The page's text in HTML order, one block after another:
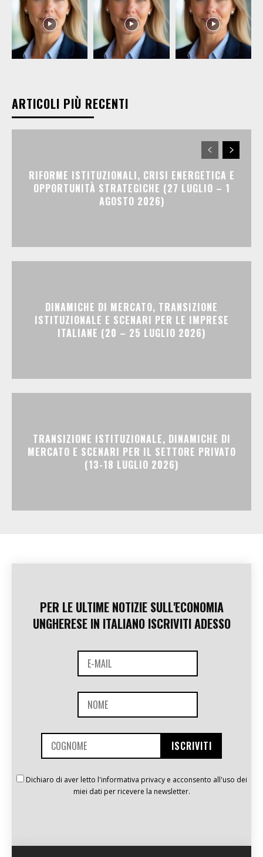
ARTICOLI PIÙ RECENTI
RIFORME ISTITUZIONALI, CRISI ENERGETICA E
OPPORTUNITÀ STRATEGICHE (27 LUGLIO – 1
AGOSTO 2026)
DINAMICHE DI MERCATO, TRANSIZIONE
ISTITUZIONALE E SCENARI PER LE IMPRESE
ITALIANE (20 – 25 LUGLIO 2026)
TRANSIZIONE ISTITUZIONALE, DINAMICHE DI
MERCATO E SCENARI PER IL SETTORE PRIVATO
(13-18 LUGLIO 2026)
PER LE ULTIME NOTIZIE SULL'ECONOMIA
UNGHERESE IN ITALIANO ISCRIVITI ADESSO
Dichiaro di aver letto l'informativa privacy e acconsento all'uso dei
miei dati per ricevere la newsletter.